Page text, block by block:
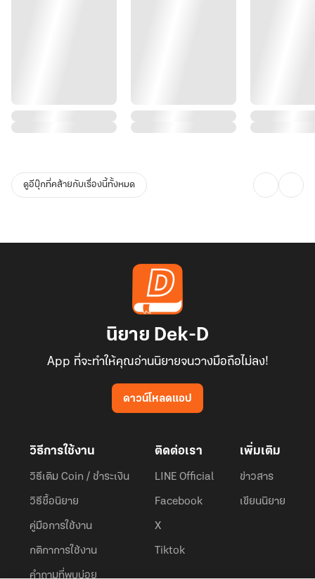
ดูอีบุ๊กที่คล้ายกับเรื่องนี้ทั้งหมด
นิยาย Dek-D
App ที่จะทำให้คุณอ่านนิยายจนวางมือถือไม่ลง!
ดาวน์โหลดแอป
วิธีการใช้งาน
วิธีเติม Coin / ชำระเงิน
วิธีซื้อนิยาย
คู่มือการใช้งาน
กติกาการใช้งาน
คำถามที่พบบ่อย
ติดต่อเรา
LINE Official
Facebook
X
Tiktok
เพิ่มเติม
ข่าวสาร
เขียนนิยาย